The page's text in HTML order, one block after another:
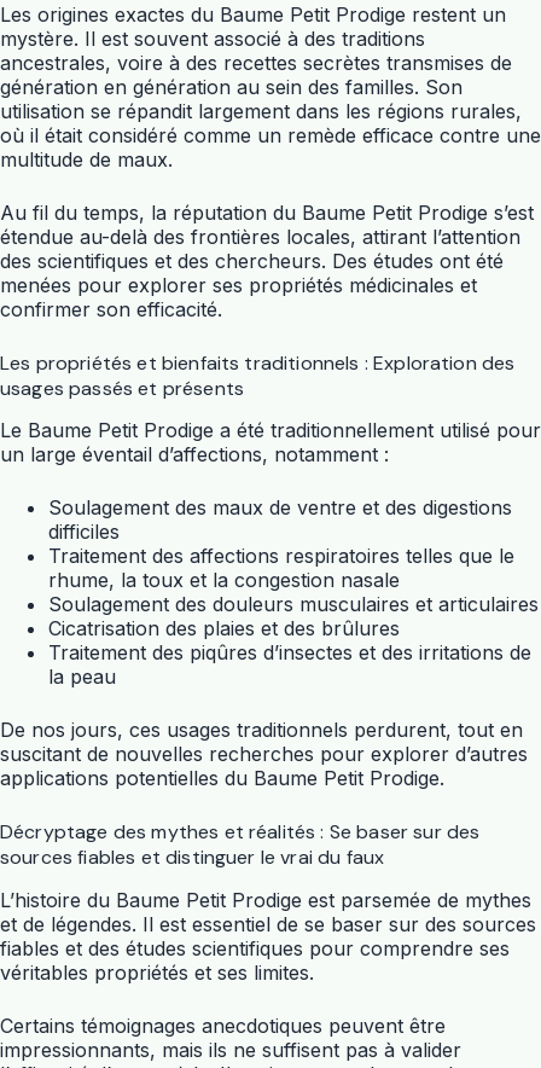
Les origines exactes du Baume Petit Prodige restent un
mystère. Il est souvent associé à des traditions
ancestrales, voire à des recettes secrètes transmises de
génération en génération au sein des familles. Son
utilisation se répandit largement dans les régions rurales,
où il était considéré comme un remède efficace contre une
multitude de maux.
Au fil du temps, la réputation du Baume Petit Prodige s’est
étendue au-delà des frontières locales, attirant l’attention
des scientifiques et des chercheurs. Des études ont été
menées pour explorer ses propriétés médicinales et
confirmer son efficacité.
Les propriétés et bienfaits traditionnels : Exploration des
usages passés et présents
Le Baume Petit Prodige a été traditionnellement utilisé pour
un large éventail d’affections, notamment :
Soulagement des maux de ventre et des digestions
difficiles
Traitement des affections respiratoires telles que le
rhume, la toux et la congestion nasale
Soulagement des douleurs musculaires et articulaires
Cicatrisation des plaies et des brûlures
Traitement des piqûres d’insectes et des irritations de
la peau
De nos jours, ces usages traditionnels perdurent, tout en
suscitant de nouvelles recherches pour explorer d’autres
applications potentielles du Baume Petit Prodige.
Décryptage des mythes et réalités : Se baser sur des
sources fiables et distinguer le vrai du faux
L’histoire du Baume Petit Prodige est parsemée de mythes
et de légendes. Il est essentiel de se baser sur des sources
fiables et des études scientifiques pour comprendre ses
véritables propriétés et ses limites.
Certains témoignages anecdotiques peuvent être
impressionnants, mais ils ne suffisent pas à valider